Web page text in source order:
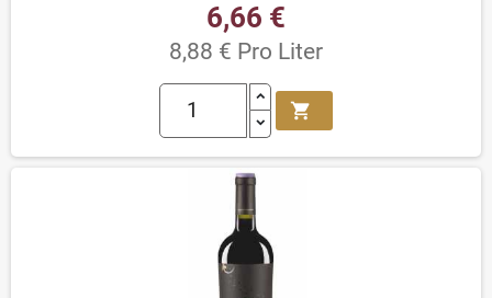
6,66 €
8,88 € Pro Liter
shopping_cart